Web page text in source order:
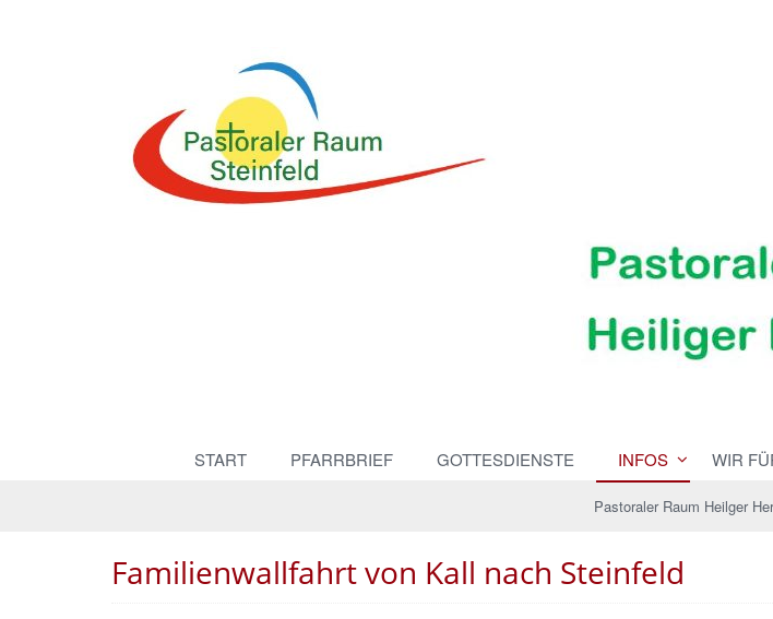
START PFARRBRIEF GOTTESDIENSTE INFOS WIR
Pastoraler Raum Heilger
Familienwallfahrt von Kall nach Steinfeld